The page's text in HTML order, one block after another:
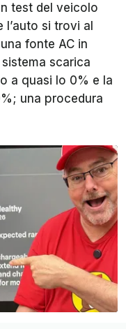
test del veicolo
si trovi al
fonte AC in
scarica
a quasi lo 0% e la
una procedura